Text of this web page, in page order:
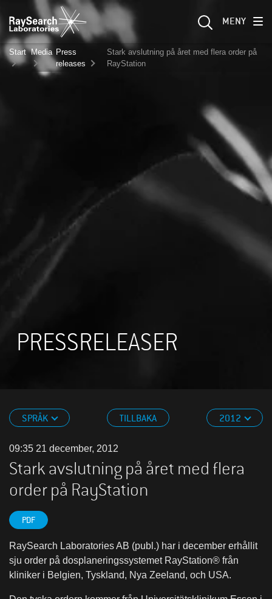
MENY
Start Media Press
releases
Stark avslutning på året med flera order på
RayStation
PRESSRELEASER
SPRÅK TILLBAKA 2012
09:35 21 december, 2012
Stark avslutning på året med flera
order på RayStation
PDF
RaySearch Laboratories AB (publ.) har i december erhållit
sju order på dosplaneringssystemet RayStation® från
kliniker i Belgien, Tyskland, Nya Zeeland, och USA.